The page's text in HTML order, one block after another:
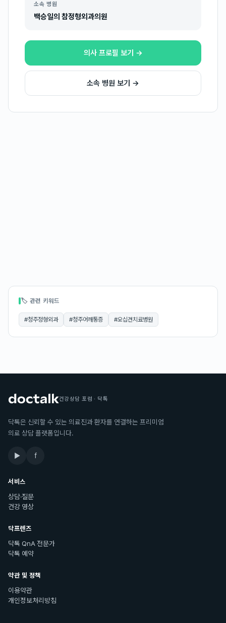
소속 병원
백승일의 참정형외과의원
의사 프로필 보기 →
소속 병원 보기 →
🏷 관련 키워드
#청주정형외과 #청주어깨통증 #오십견치료병원
건강상담 포럼 · 닥톡
닥톡은 신뢰할 수 있는 의료진과 환자를 연결하는 프리미엄
의료 상담 플랫폼입니다.
▶ f
서비스
상담·질문
건강 영상
닥프렌즈
닥톡 QnA 전문가
닥톡 예약
약관 및 정책
이용약관
개인정보처리방침